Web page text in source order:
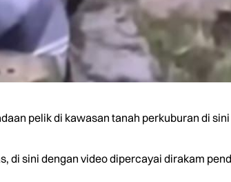
pelik di kawasan tanah perkuburan di
di sini dengan video dipercayai dirakam